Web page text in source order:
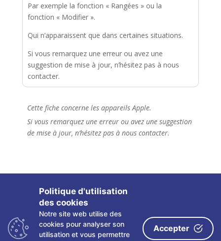
Par exemple la fonction « Rangées » ou la
fonction « Modifier ».
Qui n’apparaissent que dans certaines situations.
Si vous remarquez une erreur ou avez une
suggestion de mise à jour, n’hésitez pas à nous
contacter.
Cette fiche concerne les appareils Apple.
Si vous remarquez une erreur ou avez une suggestion
de mise à jour, n’hésitez pas à nous contacter.
Copyright ©2026 Les fiches tactiles du CRETH – Tous
droits réservés
Politique d'utilisation
des cookies
Notre site web utilise des
cookies pour analyser son
utilisation et vous permettre
Accepter